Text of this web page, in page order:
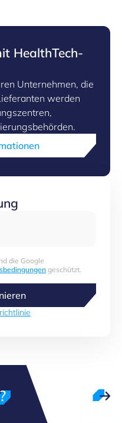
HealthTech-
Unternehmen, die
werden
die Google
geschützt.